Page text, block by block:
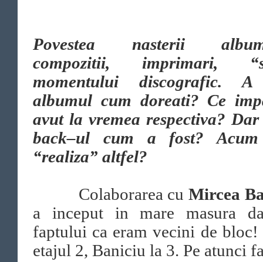
Povestea nasterii
compozitii, imprimari,
momentului discografic.
albumul cum doreati? Ce
avut la vremea respectiva? Dar
back–ul cum a fost?
“realiza” altfel?
Colaborarea cuMircea
a inceput in mare masura
faptului ca eram vecini de bloc!
etajul 2, Baniciu la 3. Pe atunci